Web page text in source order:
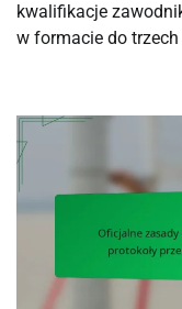
kwalifikacje
w formacie do trzech